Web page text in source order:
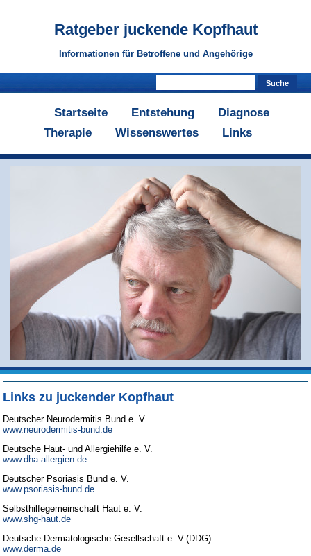
Ratgeber juckende Kopfhaut
Informationen für Betroffene und Angehörige
Startseite Entstehung
Diagnose
Therapie
Wissenswertes Links
Links zu juckender Kopfhaut
Deutscher Neurodermitis Bund e. V.
www.neurodermitis-bund.de
Deutsche Haut- und Allergiehilfe e. V.
www.dha-allergien.de
Deutscher Psoriasis Bund e. V.
www.psoriasis-bund.de
Selbsthilfegemeinschaft Haut e. V.
www.shg-haut.de
Deutsche Dermatologische Gesellschaft e. V.(DDG)
www.derma.de